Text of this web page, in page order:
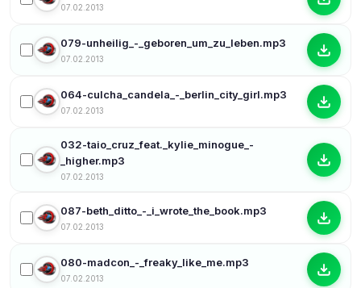
07.02.2013
079-unheilig_-_geboren_um_zu_leben.mp3
07.02.2013
064-culcha_candela_-_berlin_city_girl.mp3
07.02.2013
032-taio_cruz_feat._kylie_minogue_-
_higher.mp3
07.02.2013
087-beth_ditto_-_i_wrote_the_book.mp3
07.02.2013
080-madcon_-_freaky_like_me.mp3
07.02.2013